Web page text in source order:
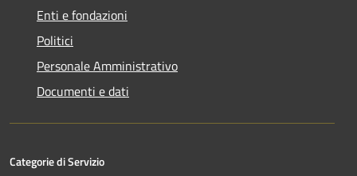
Enti e fondazioni
Politici
Personale Amministrativo
Documenti e dati
Categorie di Servizio